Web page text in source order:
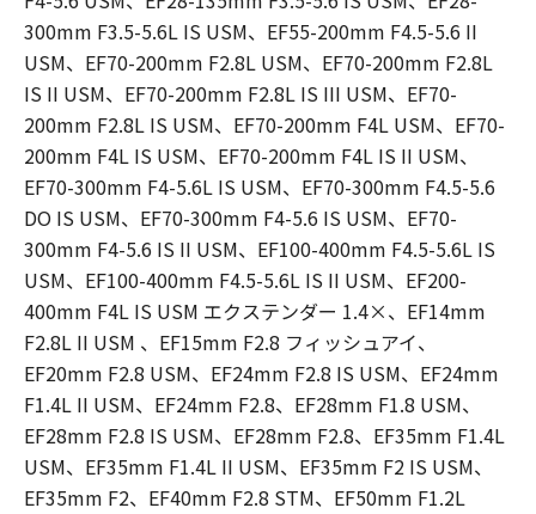
300mm F3.5-5.6L IS USM、EF55-200mm F4.5-5.6 II
USM、EF70-200mm F2.8L USM、EF70-200mm F2.8L
IS II USM、EF70-200mm F2.8L IS III USM、EF70-
200mm F2.8L IS USM、EF70-200mm F4L USM、EF70-
200mm F4L IS USM、EF70-200mm F4L IS II USM、
EF70-300mm F4-5.6L IS USM、EF70-300mm F4.5-5.6
DO IS USM、EF70-300mm F4-5.6 IS USM、EF70-
300mm F4-5.6 IS II USM、EF100-400mm F4.5-5.6L IS
USM、EF100-400mm F4.5-5.6L IS II USM、EF200-
400mm F4L IS USM エクステンダー 1.4×、EF14mm
F2.8L II USM 、EF15mm F2.8 フィッシュアイ、
EF20mm F2.8 USM、EF24mm F2.8 IS USM、EF24mm
F1.4L II USM、EF24mm F2.8、EF28mm F1.8 USM、
EF28mm F2.8 IS USM、EF28mm F2.8、EF35mm F1.4L
USM、EF35mm F1.4L II USM、EF35mm F2 IS USM、
EF35mm F2、EF40mm F2.8 STM、EF50mm F1.2L